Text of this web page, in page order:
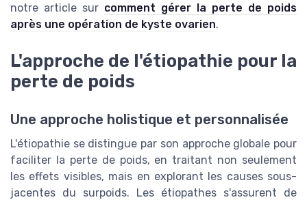
notre article sur comment gérer la perte de poids
après une opération de kyste ovarien.
L'approche de l'étiopathie pour la
perte de poids
Une approche holistique et personnalisée
L'étiopathie se distingue par son approche globale pour
faciliter la perte de poids, en traitant non seulement
les effets visibles, mais en explorant les causes sous-
jacentes du surpoids. Les étiopathes s'assurent de